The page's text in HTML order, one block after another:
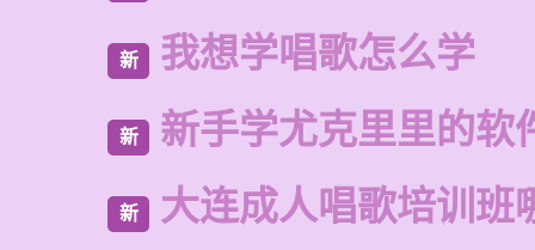
新 我想学唱歌怎么学
新 新手学尤克里里的软
新 大连成人唱歌培训班